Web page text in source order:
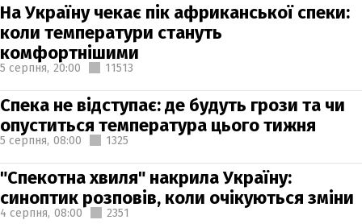
На Україну чекає пік африканської спеки:
коли температури стануть
комфортнішими
5 серпня, 20:00 11513
Спека не відступає: де будуть грози та чи
опуститься температура цього тижня
5 серпня, 08:00 1325
"Спекотна хвиля" накрила Україну:
синоптик розповів, коли очікуються зміни
4 серпня, 08:00 2351